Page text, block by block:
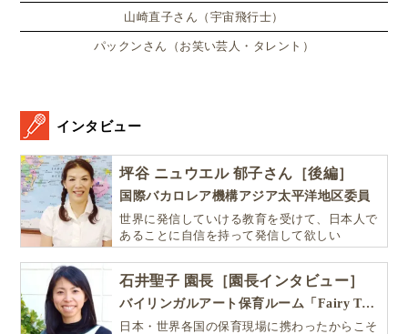
山崎直子さん（宇宙飛行士）
パックンさん（お笑い芸人・タレント）
インタビュー
坪谷 ニュウエル 郁子さん［後編］
国際バカロレア機構アジア太平洋地区委員
世界に発信していける教育を受けて、日本人で
あることに自信を持って発信して欲しい
石井聖子 園長［園長インタビュー］
バイリンガルアート保育ルーム「Fairy Tale（フェアリーテイル）」
日本・世界各国の保育現場に携わったからこそ